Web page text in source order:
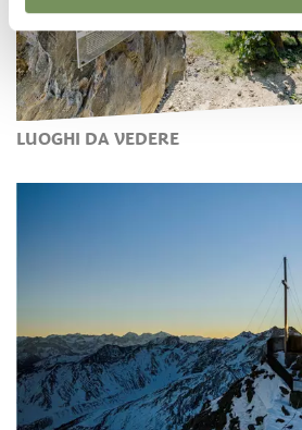
LUOGHI DA VEDERE